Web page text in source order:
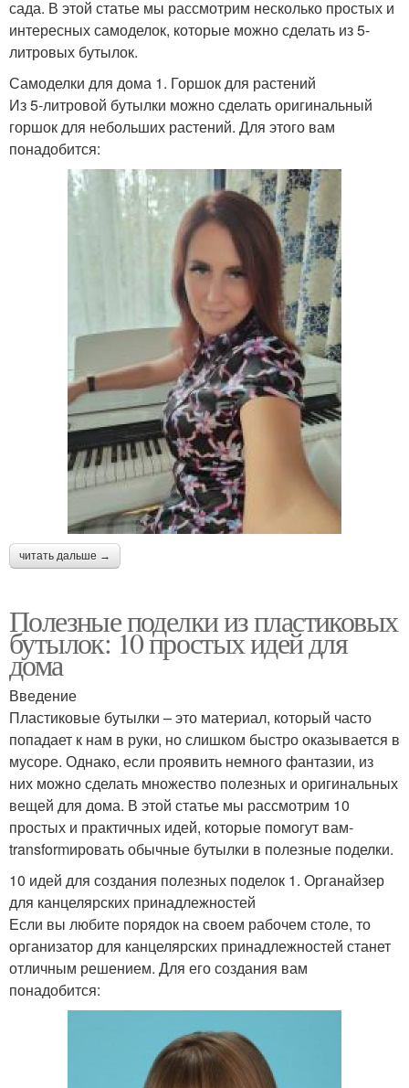
сада. В этой статье мы рассмотрим несколько простых и
интересных самоделок, которые можно сделать из 5-
литровых бутылок.
Самоделки для дома 1. Горшок для растений
Из 5-литровой бутылки можно сделать оригинальный
горшок для небольших растений. Для этого вам
понадобится:
читать дальше →
Полезные поделки из пластиковых
бутылок: 10 простых идей для
дома
Введение
Пластиковые бутылки – это материал, который часто
попадает к нам в руки, но слишком быстро оказывается в
мусоре. Однако, если проявить немного фантазии, из
них можно сделать множество полезных и оригинальных
вещей для дома. В этой статье мы рассмотрим 10
простых и практичных идей, которые помогут вам-
transformировать обычные бутылки в полезные поделки.
10 идей для создания полезных поделок 1. Органайзер
для канцелярских принадлежностей
Если вы любите порядок на своем рабочем столе, то
организатор для канцелярских принадлежностей станет
отличным решением. Для его создания вам
понадобится: